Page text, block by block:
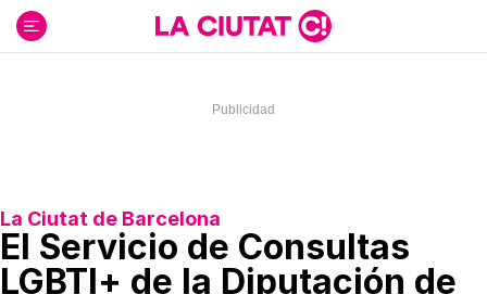
contenido
La Ciutat de Barcelona
El Servicio de Consultas
LGBTI+ de la Diputación de